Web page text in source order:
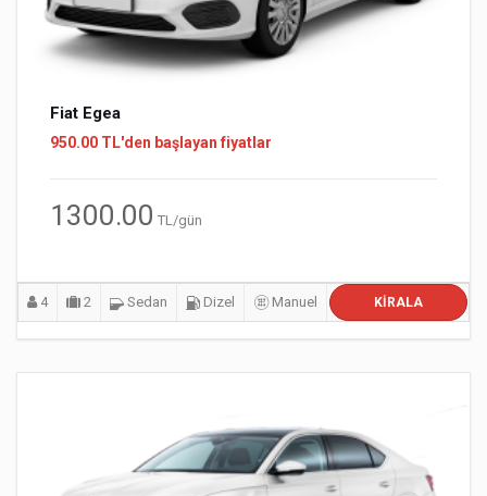
Fiat Egea
950.00 TL'den başlayan fiyatlar
1300.00 TL/gün
4 2 Sedan Dizel Manuel KIRALA